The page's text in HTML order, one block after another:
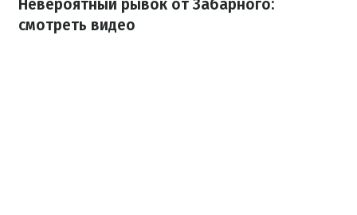
Невероятный рывок от Забарного:
смотреть видео